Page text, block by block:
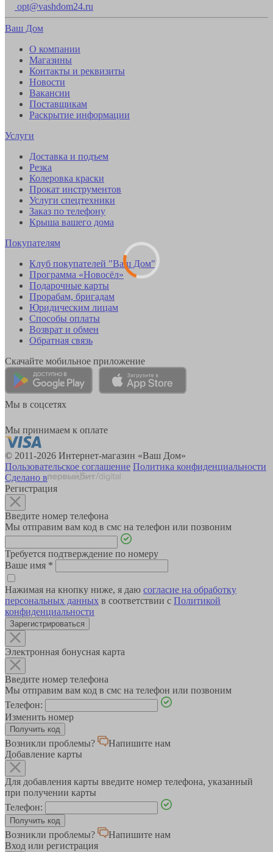
opt@vashdom24.ru
Ваш Дом
О компании
Магазины
Контакты и реквизиты
Новости
Вакансии
Поставщикам
Раскрытие информации
Услуги
Доставка и подъем
Резка
Колеровка краски
Прокат инструментов
Услуги спецтехники
Заказ по телефону
Крыша вашего дома
Покупателям
Клуб покупателей "Ваш Дом"
Программа «Новосёл»
Подарочные карты
Прорабам, бригадам
Юридическим лицам
Способы оплаты
Возврат и обмен
Обратная связь
Скачайте мобильное приложение
Мы в соцсетях
Мы принимаем к оплате
© 2011-2026 Интернет-магазин «Ваш Дом»
Пользовательское соглашение Политика конфиденциальности
Сделано в
Регистрация
Введите номер телефона
Мы отправим вам код в смс на телефон или позвоним
Требуется подтверждение по номеру
Ваше имя *
Нажимая на кнопку ниже, я даю согласие на обработку
персональных данных в соответствии с Политикой
конфиденциальности
Зарегистрироваться
Электронная бонусная карта
Введите номер телефона
Мы отправим вам код в смс на телефон или позвоним
Телефон:
Изменить номер
Возникли проблемы?
Напишите нам
Добавление карты
Для добавления карты введите номер телефона, указанный
при получении карты
Телефон:
Возникли проблемы?
Напишите нам
Вход или регистрация